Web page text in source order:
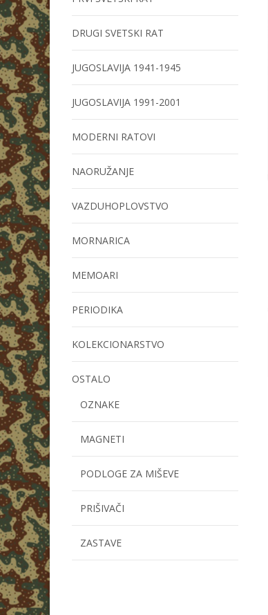
DRUGI SVETSKI RAT
JUGOSLAVIJA 1941-1945
JUGOSLAVIJA 1991-2001
MODERNI RATOVI
NAORUŽANJE
VAZDUHOPLOVSTVO
MORNARICA
MEMOARI
PERIODIKA
KOLEKCIONARSTVO
OSTALO
OZNAKE
MAGNETI
PODLOGE ZA MIŠEVE
PRIŠIVAČI
ZASTAVE